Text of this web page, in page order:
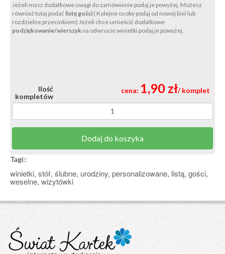
Jeżeli masz dodatkowe uwagi do zamówienie podaj je powyżej. Możesz
również tutaj podać listę gości ( Kolejne osoby podaj od nowej linii lub
rozdzielne przecinkiem) Jeżeli chce umieścić dodatkowe
podziękowanie/wierszyk na odwrocie winietki podaj je powyżej.
Ilość
kompletów
Dodaj do koszyka
cena: 1,90 zł/ komplet
Tagi::
winietki, stół, ślubne, urodziny, personalizowane, listą, gości,
weselne, wizytówki